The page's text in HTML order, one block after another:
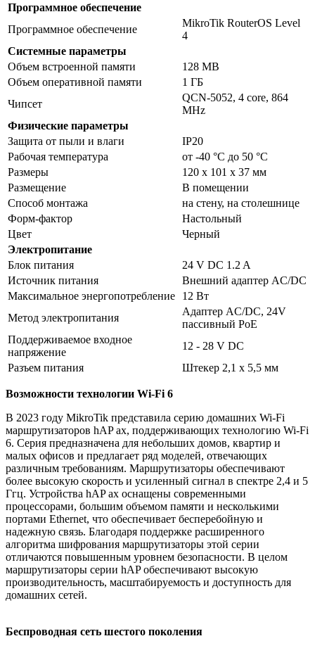
Программное обеспечение
Программное обеспечение
MikroTik RouterOS Level
4
Системные параметры
Объем встроенной памяти
128 MB
Объем оперативной памяти
1 ГБ
Чипсет
QCN-5052, 4 core, 864
MHz
Физические параметры
Защита от пыли и влаги
IP20
Рабочая температура
от -40 °C до 50 °C
Размеры
120 x 101 x 37 мм
Размещение
В помещении
Способ монтажа
на стену, на столешнице
Форм-фактор
Настольный
Цвет
Черный
Электропитание
Блок питания
24 V DC 1.2 A
Источник питания
Внешний адаптер AC/DC
Максимальное энергопотребление
12 Вт
Метод электропитания
Адаптер AC/DC, 24V
пассивный PoE
Поддерживаемое входное
напряжение
12 - 28 V DC
Разъем питания
Штекер 2,1 x 5,5 мм
Возможности технологии Wi-Fi 6
В 2023 году MikroTik представила серию домашних Wi-Fi
маршрутизаторов hAP ax, поддерживающих технологию Wi-Fi
6. Серия предназначена для небольших домов, квартир и
малых офисов и предлагает ряд моделей, отвечающих
различным требованиям. Маршрутизаторы обеспечивают
более высокую скорость и усиленный сигнал в спектре 2,4 и 5
Ггц. Устройства hAP ax оснащены современными
процессорами, большим объемом памяти и несколькими
портами Ethernet, что обеспечивает бесперебойную и
надежную связь. Благодаря поддержке расширенного
алгоритма шифрования маршрутизаторы этой серии
отличаются повышенным уровнем безопасности. В целом
маршрутизаторы серии hAP обеспечивают высокую
производительность, масштабируемость и доступность для
домашних сетей.
Беспроводная сеть шестого поколения